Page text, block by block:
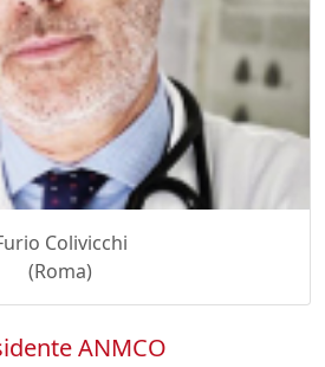
Colivicchi
(Roma)
ANMCO